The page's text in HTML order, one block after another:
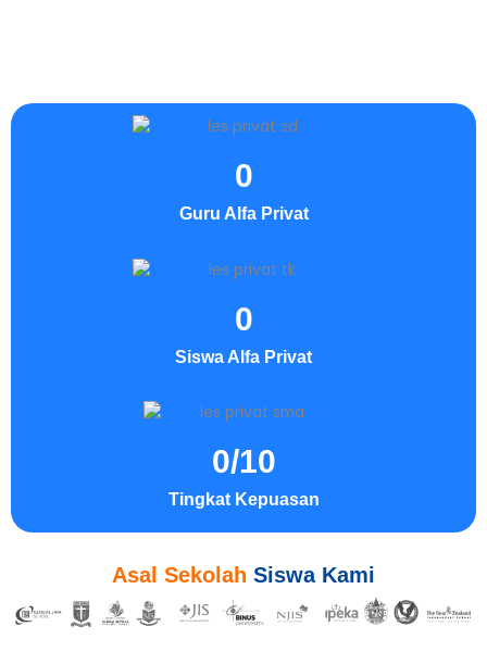
Guru Alfa Privat
0
Siswa Alfa Privat
0
Tingkat Kepuasan
0/10
Asal Sekolah Siswa Kami